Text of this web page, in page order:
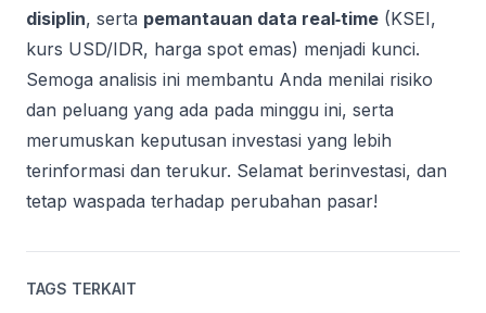
disiplin, serta pemantauan data real‑time (KSEI,
kurs USD/IDR, harga spot emas) menjadi kunci.
Semoga analisis ini membantu Anda menilai risiko
dan peluang yang ada pada minggu ini, serta
merumuskan keputusan investasi yang lebih
terinformasi dan terukur. Selamat berinvestasi, dan
tetap waspada terhadap perubahan pasar!
TAGS TERKAIT